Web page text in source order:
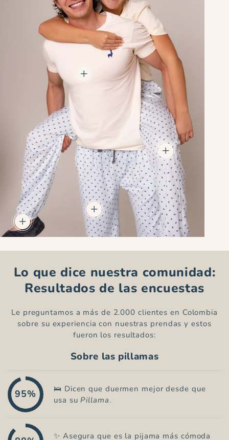
add
add
add
add
Lo que dice nuestra comunidad:
Resultados de las encuestas
Le preguntamos a más de 2.000 clientes en Colombia
sobre su experiencia con nuestras prendas y estos
fueron los resultados:
Sobre las pillamas
95%
🛌 Dicen que duermen mejor desde que
usa su Pillama.
✨ Asegura que es la pijama más cómoda